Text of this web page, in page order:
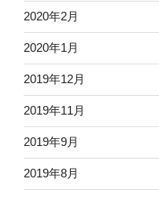
2020年2月
2020年1月
2019年12月
2019年11月
2019年9月
2019年8月